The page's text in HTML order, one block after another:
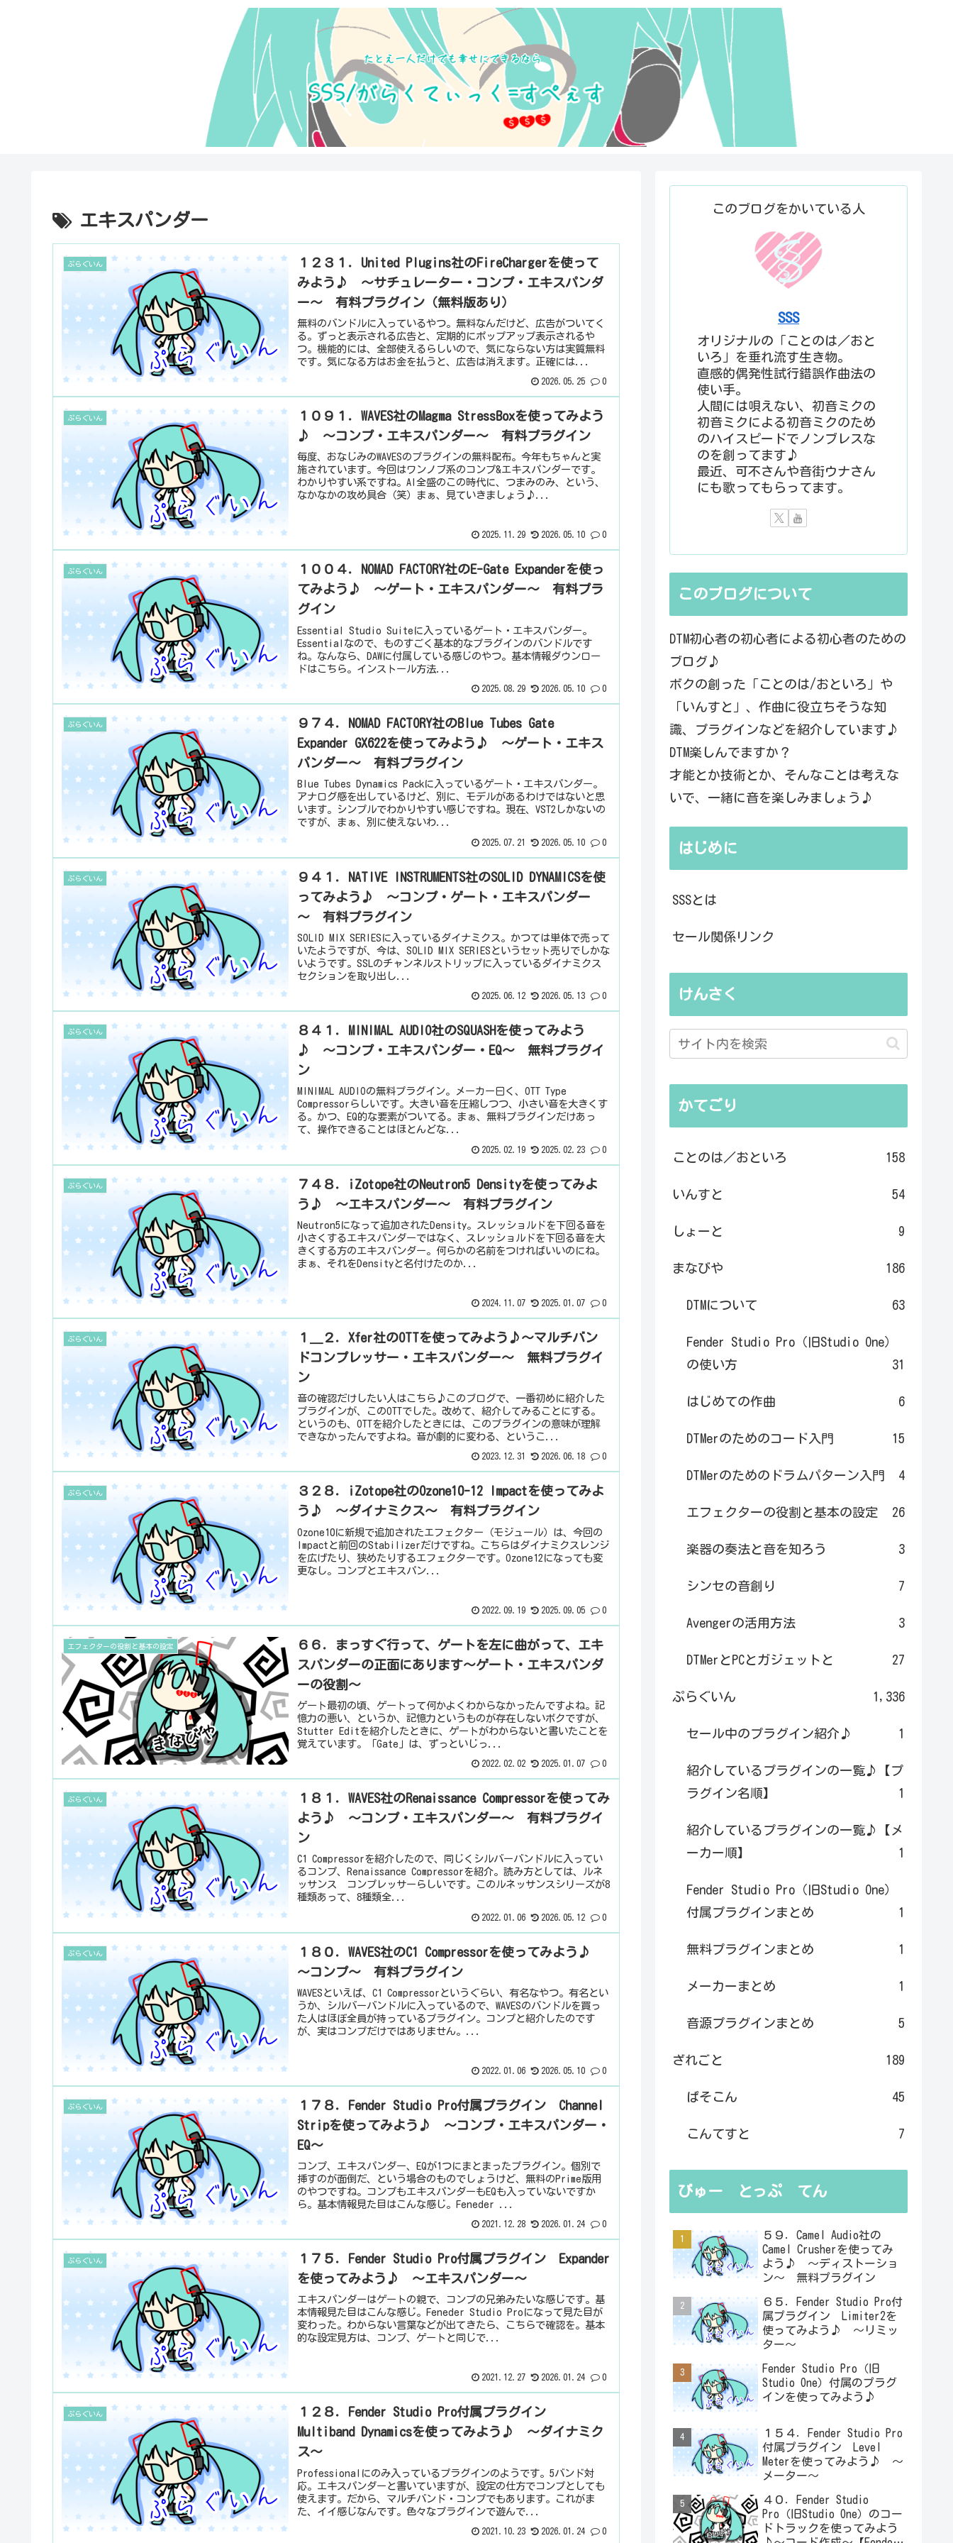
エキスパンダー
ぷらぐいん
１２３１．United Plugins社のFireChargerを使って
みよう♪ ～サチュレーター・コンプ・エキスパンダ
ー～ 有料プラグイン（無料版あり）
無料のバンドルに入っているやつ。無料なんだけど、広告がついてく
る。ずっと表示される広告と、定期的にポップアップ表示されるや
つ。機能的には、全部使えるらしいので、気にならない方は実質無料
です。気になる方はお金を払うと、広告は消えます。正確には...
2026.05.25 0
ぷらぐいん
１０９１．WAVES社のMagma StressBoxを使ってみよう
♪ ～コンプ・エキスパンダー～ 有料プラグイン
毎度、おなじみのWAVESのプラグインの無料配布。今年もちゃんと実
施されています。今回はワンノブ系のコンプ&エキスパンダーです。
わかりやすい系ですね。AI全盛のこの時代に、つまみのみ、という、
なかなかの攻め具合（笑）まぁ、見ていきましょう♪...
2025.11.29 2026.05.10 0
ぷらぐいん
１００４．NOMAD FACTORY社のE-Gate Expanderを使っ
てみよう♪ ～ゲート・エキスパンダー～ 有料プラ
グイン
Essential Studio Suiteに入っているゲート・エキスパンダー。
Essentialなので、ものすごく基本的なプラグインのバンドルです
ね。なんなら、DAWに付属している感じのやつ。基本情報ダウンロー
ドはこちら。インストール方法...
2025.08.29 2026.05.10 0
ぷらぐいん
９７４．NOMAD FACTORY社のBlue Tubes Gate
Expander GX622を使ってみよう♪ ～ゲート・エキス
パンダー～ 有料プラグイン
Blue Tubes Dynamics Packに入っているゲート・エキスパンダー。
アナログ感を出しているけど、別に、モデルがあるわけではないと思
います。シンプルでわかりやすい感じですね。現在、VST2しかないの
ですが、まぁ、別に使えないわ...
2025.07.21 2026.05.10 0
ぷらぐいん
９４１．NATIVE INSTRUMENTS社のSOLID DYNAMICSを使
ってみよう♪ ～コンプ・ゲート・エキスパンダー
～ 有料プラグイン
SOLID MIX SERIESに入っているダイナミクス。かつては単体で売って
いたようですが、今は、SOLID MIX SERIESというセット売りでしかな
いようです。SSLのチャンネルストリップに入っているダイナミクス
セクションを取り出し...
2025.06.12 2026.05.13 0
ぷらぐいん
８４１．MINIMAL AUDIO社のSQUASHを使ってみよう
♪ ～コンプ・エキスパンダー・EQ～ 無料プラグイ
ン
MINIMAL AUDIOの無料プラグイン。メーカー曰く、OTT Type
Compressorらしいです。大きい音を圧縮しつつ、小さい音を大きくす
る。かつ、EQ的な要素がついてる。まぁ、無料プラグインだけあっ
て、操作できることはほとんどな...
2025.02.19 2025.02.23 0
ぷらぐいん
７４８．iZotope社のNeutron5 Densityを使ってみよ
う♪ ～エキスパンダー～ 有料プラグイン
Neutron5になって追加されたDensity。スレッショルドを下回る音を
小さくするエキスパンダーではなく、スレッショルドを下回る音を大
きくする方のエキスパンダー。何らかの名前をつければいいのにね。
まぁ、それをDensityと名付けたのか...
2024.11.07 2025.01.07 0
ぷらぐいん
１＿２．Xfer社のOTTを使ってみよう♪〜マルチバン
ドコンプレッサー・エキスパンダー〜 無料プラグイ
ン
音の確認だけしたい人はこちら♪このブログで、一番初めに紹介した
プラグインが、このOTTでした。改めて、紹介してみることにする。
というのも、OTTを紹介したときには、このプラグインの意味が理解
できなかったんですよね。音が劇的に変わる、というこ...
2023.12.31 2026.06.18 0
ぷらぐいん
３２８．iZotope社のOzone10-12 Impactを使ってみよ
う♪ ～ダイナミクス～ 有料プラグイン
Ozone10に新規で追加されたエフェクター（モジュール）は、今回の
Impactと前回のStabilizerだけですね。こちらはダイナミクスレンジ
を広げたり、狭めたりするエフェクターです。Ozone12になっても変
更なし。コンプとエキスパン...
2022.09.19 2025.09.05 0
エフェクターの役割と基本の設定
６６．まっすぐ行って、ゲートを左に曲がって、エキ
スパンダーの正面にあります～ゲート・エキスパンダ
ーの役割～
ゲート最初の頃、ゲートって何かよくわからなかったんですよね。記
憶力の悪い、というか、記憶力というものが存在しないボクですが、
Stutter Editを紹介したときに、ゲートがわからないと書いたことを
覚えています。「Gate」は、ずっといじっ...
2022.02.02 2025.01.07 0
ぷらぐいん
１８１．WAVES社のRenaissance Compressorを使ってみ
よう♪ ～コンプ・エキスパンダー～ 有料プラグイ
ン
C1 Compressorを紹介したので、同じくシルバーバンドルに入ってい
るコンプ、Renaissance Compressorを紹介。読み方としては、ルネ
ッサンス コンプレッサーらしいです。このルネッサンスシリーズが8
種類あって、8種類全...
2022.01.06 2026.05.12 0
ぷらぐいん
１８０．WAVES社のC1 Compressorを使ってみよう♪
～コンプ～ 有料プラグイン
WAVESといえば、C1 Compressorというぐらい、有名なやつ。有名とい
うか、シルバーバンドルに入っているので、WAVESのバンドルを買っ
た人はほぼ全員が持っているプラグイン。コンプと紹介したのです
が、実はコンプだけではありません。...
2022.01.06 2026.05.10 0
ぷらぐいん
１７８．Fender Studio Pro付属プラグイン Channel
Stripを使ってみよう♪ ～コンプ・エキスパンダー・
EQ～
コンプ、エキスパンダー、EQが1つにまとまったプラグイン。個別で
挿すのが面倒だ、という場合のものでしょうけど、無料のPrime版用
のやつですね。コンプもエキスパンダーもEQも入っていないですか
ら。基本情報見た目はこんな感じ。Feneder ...
2021.12.28 2026.01.24 0
ぷらぐいん
１７５．Fender Studio Pro付属プラグイン Expander
を使ってみよう♪ ～エキスパンダー～
エキスパンダーはゲートの親で、コンプの兄弟みたいな感じです。基
本情報見た目はこんな感じ。Feneder Studio Proになって見た目が
変わった。わからない言葉などが出てきたら、こちらで確認を。基本
的な設定見方は、コンプ、ゲートと同じで...
2021.12.27 2026.01.24 0
ぷらぐいん
１２８．Fender Studio Pro付属プラグイン
Multiband Dynamicsを使ってみよう♪ ～ダイナミク
ス～
Professionalにのみ入っているプラグインのようです。5バンド対
応。エキスパンダーと書いていますが、設定の仕方でコンプとしても
使えます。だから、マルチバンド・コンプでもあります。これがま
た、イイ感じなんです。色々なプラグインで遊んで...
2021.10.23 2026.01.24 0
このブログをかいている人
SSS
オリジナルの「ことのは／おと
いろ」を垂れ流す生き物。
直感的偶発性試行錯誤作曲法の
使い手。
人間には唄えない、初音ミクの
初音ミクによる初音ミクのため
のハイスピードでノンブレスな
のを創ってます♪
最近、可不さんや音街ウナさん
にも歌ってもらってます。
このブログについて
DTM初心者の初心者による初心者のための
ブログ♪
ボクの創った「ことのは/おといろ」や
「いんすと」、作曲に役立ちそうな知
識、プラグインなどを紹介しています♪
DTM楽しんでますか？
才能とか技術とか、そんなことは考えな
いで、一緒に音を楽しみましょう♪
はじめに
SSSとは
セール関係リンク
けんさく
かてごり
ことのは／おといろ 158
いんすと 54
しょーと 9
まなびや 186
DTMについて 63
Fender Studio Pro（旧Studio One）
の使い方
31
はじめての作曲 6
DTMerのためのコード入門 15
DTMerのためのドラムパターン入門 4
エフェクターの役割と基本の設定 26
楽器の奏法と音を知ろう 3
シンセの音創り 7
Avengerの活用方法 3
DTMerとPCとガジェットと 27
ぷらぐいん 1,336
セール中のプラグイン紹介♪ 1
紹介しているプラグインの一覧♪【プ
ラグイン名順】
1
紹介しているプラグインの一覧♪【メ
ーカー順】
1
Fender Studio Pro（旧Studio One）
付属プラグインまとめ
1
無料プラグインまとめ 1
メーカーまとめ 1
音源プラグインまとめ 5
ざれごと 189
ぱそこん 45
こんてすと 7
びゅー とっぷ てん
５９．Camel Audio社の
Camel Crusherを使ってみ
よう♪ ～ディストーショ
ン～ 無料プラグイン
６５．Fender Studio Pro付
属プラグイン Limiter2を
使ってみよう♪ ～リミッ
ター～
Fender Studio Pro（旧
Studio One）付属のプラグ
インを使ってみよう♪
１５４．Fender Studio Pro
付属プラグイン Level
Meterを使ってみよう♪ ～
メーター～
４０．Fender Studio
Pro（旧Studio One）のコー
ドトラックを使ってみよう